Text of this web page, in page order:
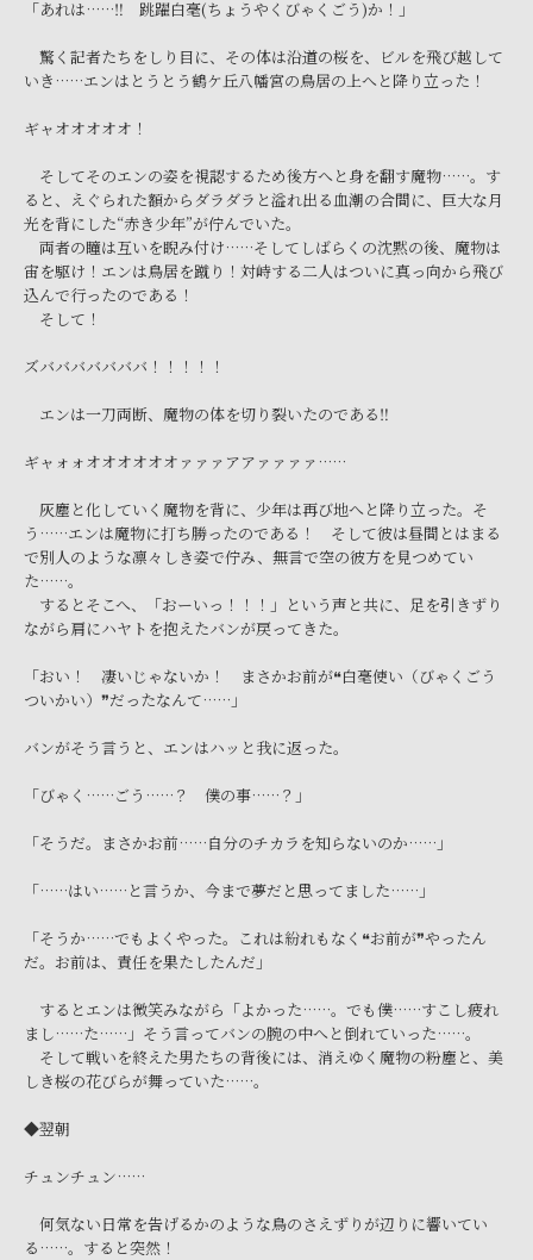
「あれは……‼ 跳躍白毫(ちょうやくびゃくごう)か！」
驚く記者たちをしり目に、その体は沿道の桜を、ビルを飛び越して
いき……エンはとうとう鶴ケ丘八幡宮の鳥居の上へと降り立った！
ギャオオオオオ！
そしてそのエンの姿を視認するため後方へと身を翻す魔物……。す
ると、えぐられた額からダラダラと溢れ出る血潮の合間に、巨大な月
光を背にした“赤き少年”が佇んでいた。
両者の瞳は互いを睨み付け……そしてしばらくの沈黙の後、魔物は
宙を駆け！エンは鳥居を蹴り！対峙する二人はついに真っ向から飛び
込んで行ったのである！
そして！
ズバババババババ！！！！！
エンは一刀両断、魔物の体を切り裂いたのである‼
ギャォォオオオオオオァァァアアァァァァ……
灰塵と化していく魔物を背に、少年は再び地へと降り立った。そ
う……エンは魔物に打ち勝ったのである！ そして彼は昼間とはまる
で別人のような凛々しき姿で佇み、無言で空の彼方を見つめてい
た……。
するとそこへ、「おーいっ！！！」という声と共に、足を引きずり
ながら肩にハヤトを抱えたバンが戻ってきた。
「おい！ 凄いじゃないか！ まさかお前が❝白毫使い（びゃくごう
ついかい）❞だったなんて……」
バンがそう言うと、エンはハッと我に返った。
「びゃく……ごう……？ 僕の事……？」
「そうだ。まさかお前……自分のチカラを知らないのか……」
「……はい……と言うか、今まで夢だと思ってました……」
「そうか……でもよくやった。これは紛れもなく❝お前が❞やったん
だ。お前は、責任を果たしたんだ」
するとエンは微笑みながら「よかった……。でも僕……すこし疲れ
まし……た……」そう言ってバンの腕の中へと倒れていった……。
そして戦いを終えた男たちの背後には、消えゆく魔物の粉塵と、美
しき桜の花びらが舞っていた……。
◆翌朝
チュンチュン……
何気ない日常を告げるかのような鳥のさえずりが辺りに響いてい
る……。すると突然！